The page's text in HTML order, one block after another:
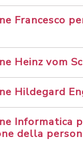
Francesco
Heinz vom
Hildegard
Informatica
della